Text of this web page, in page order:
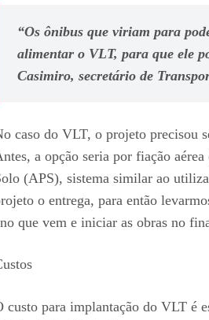
“Os ônibus que viriam para
alimentar o VLT, para que ele
Casimiro, secretário de
caso do VLT, o projeto precisou
a opção seria por fiação
(APS), sistema similar ao
o entrega, para então
que vem e iniciar as obras no
custo para implantação do VLT é